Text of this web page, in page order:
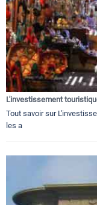
L'investissement
Tout savoir sur
les a